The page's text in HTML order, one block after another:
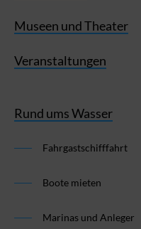
Museen und Theater
Veranstaltungen
Rund ums Wasser
Fahrgastschifffahrt
Boote mieten
Marinas und Anleger